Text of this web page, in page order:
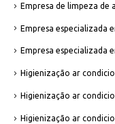
Empresa de limpeza de
Empresa especializada
Empresa especializada
Higienização ar
Higienização ar
Higienização ar